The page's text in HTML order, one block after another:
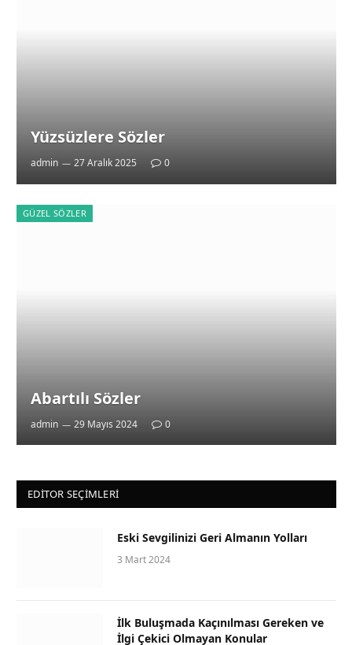
Yüzsüzlere Sözler
admin 27 Aralık 2025 0
GÜZEL SÖZLER
Abartılı Sözler
admin 29 Mayıs 2024 0
EDITOR SEÇIMLERI
Eski Sevgilinizi Geri Almanın Yolları
3 Mart 2024
İlk Buluşmada Kaçınılması Gereken ve
İlgi Çekici Olmayan Konular